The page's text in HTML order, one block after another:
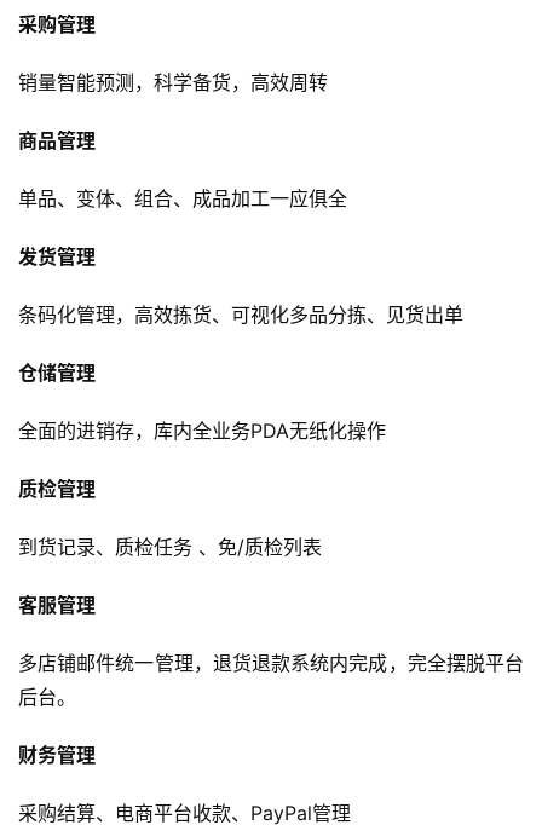
采购管理
销量智能预测，科学备货，高效周转
商品管理
单品、变体、组合、成品加工一应俱全
发货管理
条码化管理，高效拣货、可视化多品分拣、见货出单
仓储管理
全面的进销存，库内全业务PDA无纸化操作
质检管理
到货记录、质检任务 、免/质检列表
客服管理
多店铺邮件统一管理，退货退款系统内完成，完全摆脱平台
后台。
财务管理
采购结算、电商平台收款、PayPal管理